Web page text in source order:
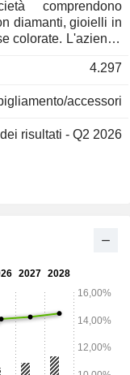
comprendono
diamanti, gioielli in
colorate. L'azienda
nella fornitura di
L'azienda
4.297
accessori
risultati - Q2 2026